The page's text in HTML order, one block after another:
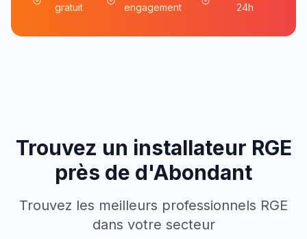
gratuit
engagement
24h
Trouvez un installateur RGE
près de d'Abondant
Trouvez les meilleurs professionnels RGE
dans votre secteur